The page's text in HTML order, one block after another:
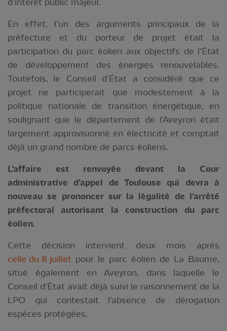
d'intérêt public majeur.
En effet, l’un des arguments principaux de la
préfecture et du porteur de projet était la
participation du parc éolien aux objectifs de l’État
de développement des énergies renouvelables.
Toutefois, le Conseil d’État a considéré que ce
projet ne participerait que modestement à la
politique nationale de transition énergétique, en
soulignant que le département de l’Aveyron était
largement approvisionné en électricité et comptait
déjà un grand nombre de parcs éoliens.
L’affaire est renvoyée devant la Cour
administrative d’appel de Toulouse qui devra à
nouveau se prononcer sur la légalité de l’arrêté
préfectoral autorisant la construction du parc
éolien.
Cette décision intervient deux mois après
celle du 8 juillet pour le parc éolien de La Baume,
situé également en Aveyron, dans laquelle le
Conseil d’État avait déjà suivi le raisonnement de la
LPO qui contestait l’absence de dérogation
espèces protégées.